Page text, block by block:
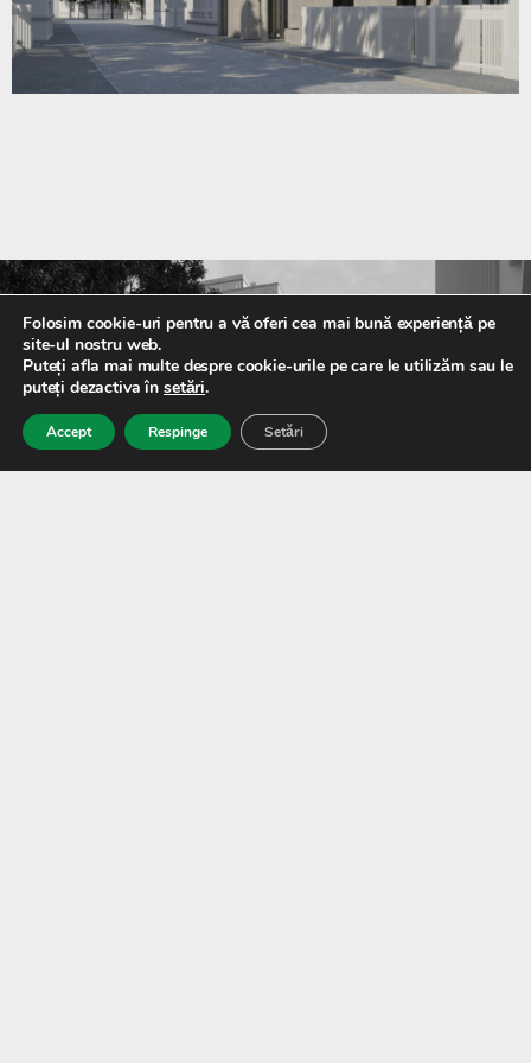
Folosim cookie-uri pentru a vă oferi cea mai bună experiență pe
site-ul nostru web.
Puteți afla mai multe despre cookie-urile pe care le utilizăm sau le
puteți dezactiva în setări.
Accept Respinge Setări